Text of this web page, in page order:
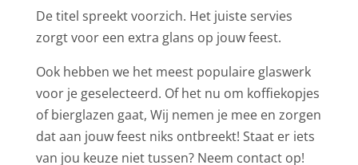
De titel spreekt voorzich. Het juiste servies
zorgt voor een extra glans op jouw feest.
Ook hebben we het meest populaire glaswerk
voor je geselecteerd. Of het nu om koffiekopjes
of bierglazen gaat, Wij nemen je mee en zorgen
dat aan jouw feest niks ontbreekt! Staat er iets
van jou keuze niet tussen? Neem contact op!